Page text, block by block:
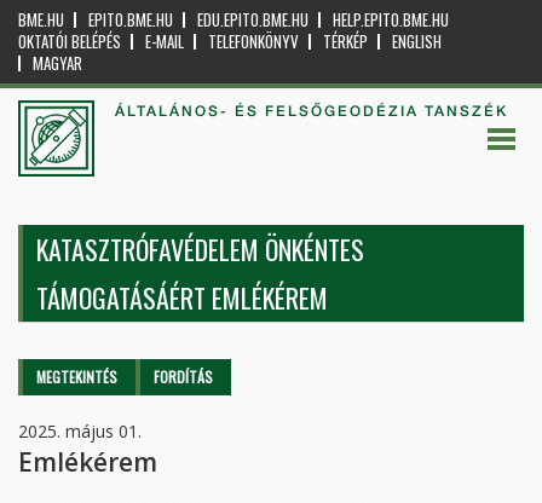
BME.HU EPITO.BME.HU EDU.EPITO.BME.HU
HELP.EPITO.BME.HU
OKTATÓI BELÉPÉS
E-MAIL TELEFONKÖNYV TÉRKÉP
ENGLISH
MAGYAR
ÁLTALÁNOS- ÉS FELSŐGEODÉZIA TANSZÉK
KATASZTRÓFAVÉDELEM ÖNKÉNTES
TÁMOGATÁSÁÉRT EMLÉKÉREM
Elsődleges fülek
MEGTEKINTÉS (AKTÍVFORDÍTÁS
2025. május 01.
Emlékérem